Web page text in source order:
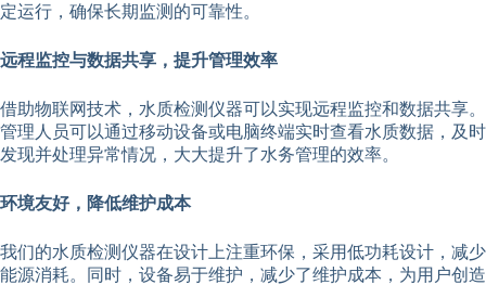
定运行，确保长期监测的可靠性。
远程监控与数据共享，提升管理效率
借助物联网技术，水质检测仪器可以实现远程监控和数据共享。
管理人员可以通过移动设备或电脑终端实时查看水质数据，及时
发现并处理异常情况，大大提升了水务管理的效率。
环境友好，降低维护成本
我们的水质检测仪器在设计上注重环保，采用低功耗设计，减少
能源消耗。同时，设备易于维护，减少了维护成本，为用户创造